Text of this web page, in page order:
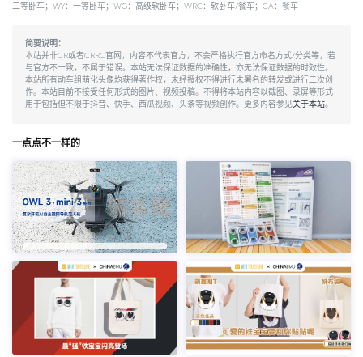
二等卧车；WY：一等卧车；WG：高级软卧车；WRC：软卧车/餐车；CA：餐车
简要说明：
本站并非CR或者CRRC官网，内容不代表官方，不会严格执行官方命名方式/分类等，若
与官方不一致，不属于错误。本站无法保证数据的准确性，亦无法保证数据的时效性。
本站所有动车组萌化头像均获得著作权，未经授权不得进行未署名的转发或进行二次创
作。本站目前不接受任何形式的图片、视频投稿。不得将本站内容以截图、录屏等形式
用于包括但不限于抖音、快手、西瓜视频、头条等视频创作。更多内容参见关于本站。
一点点不一样的